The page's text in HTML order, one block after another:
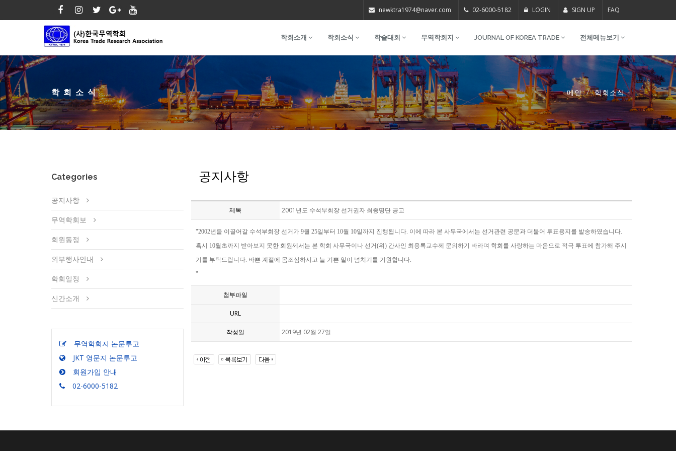
newktra1974@naver.com 02-6000-5182 LOGIN SIGN UP FAQ
학회소개 학회소식 학술대회 무역학회지 JOURNAL OF KOREA TRADE 전체메뉴보기
학회소식 메인 학회소식
Categories
공지사항
무역학회보
회원동정
외부행사안내
학회일정
신간소개
무역학회지 논문투고
JKT 영문지 논문투고
회원가입 안내
02-6000-5182
공지사항
제목 2001년도 수석부회장 선거권자 최종명단 공고
"2002년을 이끌어갈 수석부회장 선거가 9월 25일부터 10월 10일까지 진행됩니다. 이에 따라 본 사무국에서는 선거관련 공문과 더불어 투표용지를 발송하였습니다.
혹시 10월초까지 받아보지 못한 회원께서는 본 학회 사무국이나 선거(위) 간사인 최용록교수께 문의하기 바라며 학회를 사랑하는 마음으로 적극 투표에 참가해 주시
기를 부탁드립니다. 바쁜 계절에 몸조심하시고 늘 기쁜 일이 넘치기를 기원합니다.
"
첨부파일
URL
작성일 2019년 02월 27일